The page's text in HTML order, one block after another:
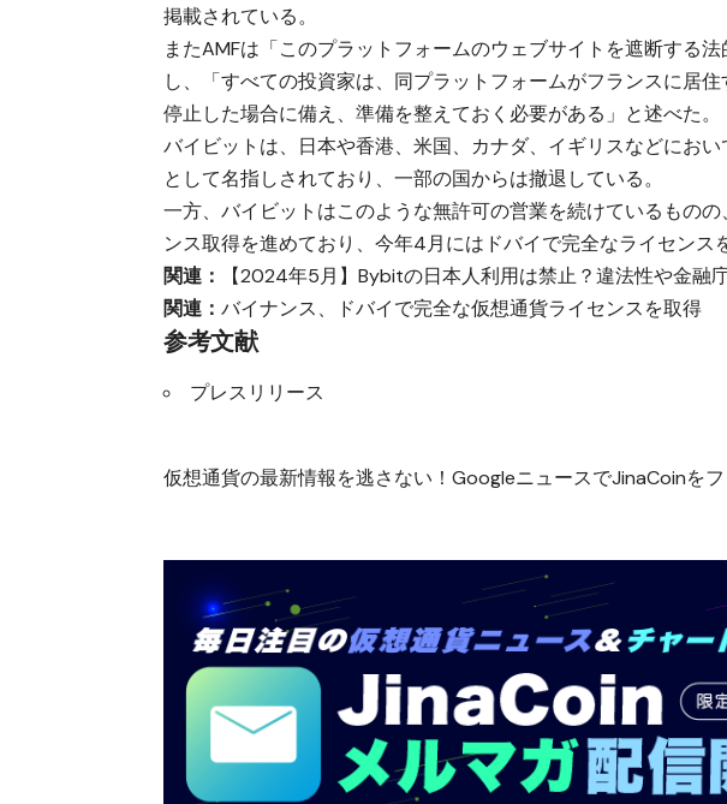
掲載されている。
またAMFは「このプラットフォームのウェブサイトを遮断する
し、「すべての投資家は、同プラットフォームがフランスに居
停止した場合に備え、準備を整えておく必要がある」と述べた。
バイビットは、日本や香港、米国、カナダ、イギリスなどにおい
として名指しされており、一部の国からは撤退している。
一方、バイビットはこのような無許可の営業を続けているもの
ンス取得を進めており、今年4月にはドバイで完全なライセンス
関連：
【2024年5月】Bybitの日本人利用は禁止？違法性や金融
関連：バイナンス、ドバイで完全な仮想通貨ライセンスを取得
参考文献
プレスリリース
仮想通貨の最新情報を逃さない！GoogleニュースでJinaCoinをフ